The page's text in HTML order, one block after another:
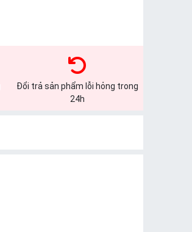
Đổi trả sản phẩm lỗi hỏng trong
24h